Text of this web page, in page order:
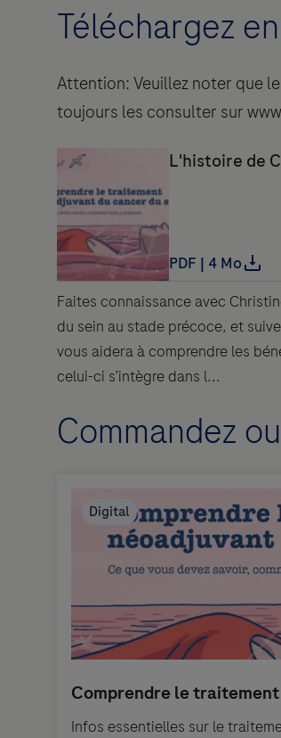
Téléchargez
Attention: Veuillez noter que
toujours les consulter sur
Faites connaissance avec
du sein au stade précoce, et
vous aidera à comprendre les
celui-ci s’intègre dans l...
Commandez
Infos essentielles sur le